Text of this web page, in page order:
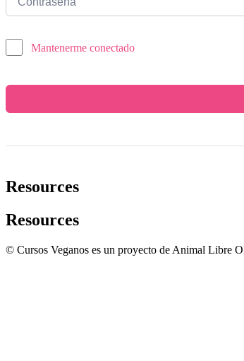
Mantenerme conectado
Resources
Resources
© Cursos Veganos es un proyecto de Animal Libre